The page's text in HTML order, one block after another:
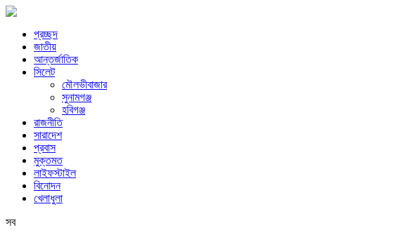
প্রচ্ছদ
জাতীয়
আন্তর্জাতিক
সিলেট
মৌলভীবাজার
সুনামগঞ্জ
হবিগঞ্জ
রাজনীতি
সারাদেশ
প্রবাস
মুক্তমত
লাইফস্টাইল
বিনোদন
খেলাধুলা
সব